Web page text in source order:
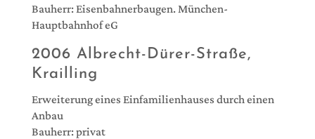
Bauherr: Eisenbahnerbaugen. München-
Hauptbahnhof eG
2006 Albrecht-Dürer-Straße,
Krailling
Erweiterung eines Einfamilienhauses durch einen
Anbau
Bauherr: privat